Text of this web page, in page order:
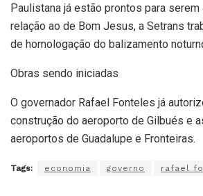
Paulistana já estão prontos para
relação ao de Bom Jesus, a Setrans
de homologação do balizamento
Obras sendo iniciadas
O governador Rafael Fonteles já
construção do aeroporto de Gilbués e
aeroportos de Guadalupe e Fronteiras.
Tags: economia governo rafael